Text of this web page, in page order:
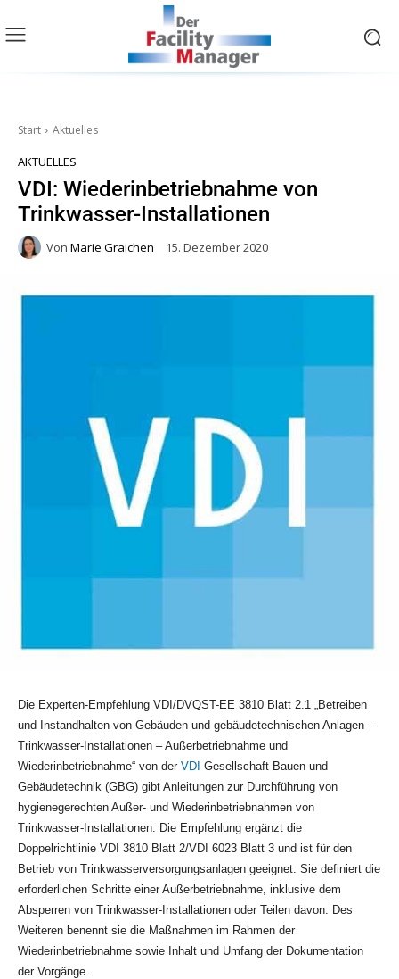
Start Aktuelles
AKTUELLES
VDI: Wiederinbetriebnahme von
Trinkwasser-Installationen
Von Marie Graichen 15. Dezember 2020
Die Experten-Empfehlung VDI/DVQST-EE 3810 Blatt 2.1 „Betreiben
und Instandhalten von Gebäuden und gebäudetechnischen Anlagen –
Trinkwasser-Installationen – Außerbetriebnahme und
Wiederinbetriebnahme“ von der VDI-Gesellschaft Bauen und
Gebäudetechnik (GBG) gibt Anleitungen zur Durchführung von
hygienegerechten Außer- und Wiederinbetriebnahmen von
Trinkwasser-Installationen. Die Empfehlung ergänzt die
Doppelrichtlinie VDI 3810 Blatt 2/VDI 6023 Blatt 3 und ist für den
Betrieb von Trinkwasserversorgungsanlagen geeignet. Sie definiert die
erforderlichen Schritte einer Außerbetriebnahme, inklusive dem
Absperren von Trinkwasser-Installationen oder Teilen davon. Des
Weiteren benennt sie die Maßnahmen im Rahmen der
Wiederinbetriebnahme sowie Inhalt und Umfang der Dokumentation
der Vorgänge.